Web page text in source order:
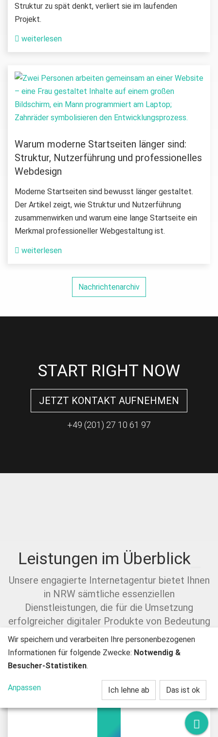
Struktur zu spät denkt, verliert sie im laufenden
Projekt.
weiterlesen
Warum moderne Startseiten länger sind:
Struktur, Nutzerführung und professionelles
Webdesign
Moderne Startseiten sind bewusst länger gestaltet.
Der Artikel zeigt, wie Struktur und Nutzerführung
zusammenwirken und warum eine lange Startseite ein
Merkmal professioneller Webgestaltung ist.
weiterlesen
Nachrichtenarchiv
START RIGHT NOW
JETZT KONTAKT AUFNEHMEN
+49 (201) 27 10 61 97
Leistungen im Überblick
Unsere engagierte Internetagentur bietet Ihnen
in NRW sämtliche essenziellen
Dienstleistungen, die für die Umsetzung
erfolgreicher digitaler Produkte von Bedeutung
sind.
Wir speichern und verarbeiten Ihre personenbezogenen
Informationen für folgende Zwecke: Notwendig &
Besucher-Statistiken.
Anpassen Ich lehne ab Das ist ok